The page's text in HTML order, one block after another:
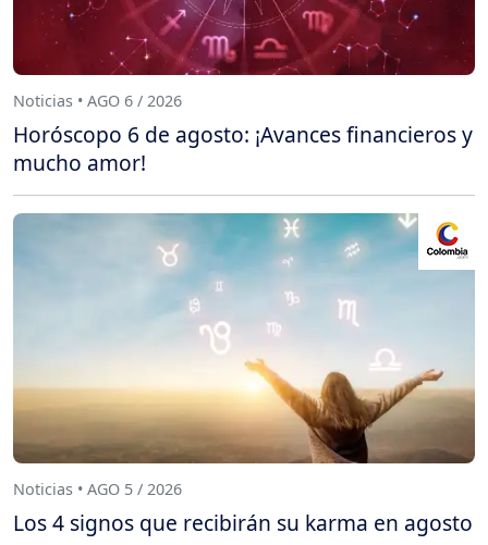
Noticias • AGO 6 / 2026
Horóscopo 6 de agosto: ¡Avances financieros y
mucho amor!
Noticias • AGO 5 / 2026
Los 4 signos que recibirán su karma en agosto